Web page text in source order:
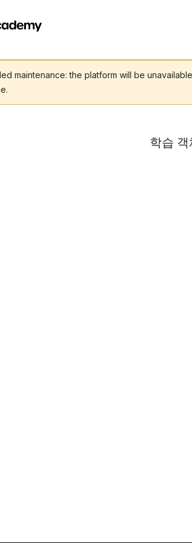
maintenance: the platform will be
학습